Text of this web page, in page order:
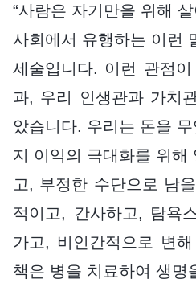
“사람은 자기만을 위해
사회에서 유행하는 이런
세술입니다. 이런 관점
과, 우리 인생관과 가치
았습니다. 우리는 돈을
지 이익의 극대화를 위해
고, 부정한 수단으로 남
적이고, 간사하고, 탐욕
가고, 비인간적으로 변
책은 병을 치료하여 생명